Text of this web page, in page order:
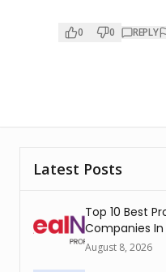
0 0 REPLY
Latest Posts
Top 10 Best
Companies
August 8, 2026